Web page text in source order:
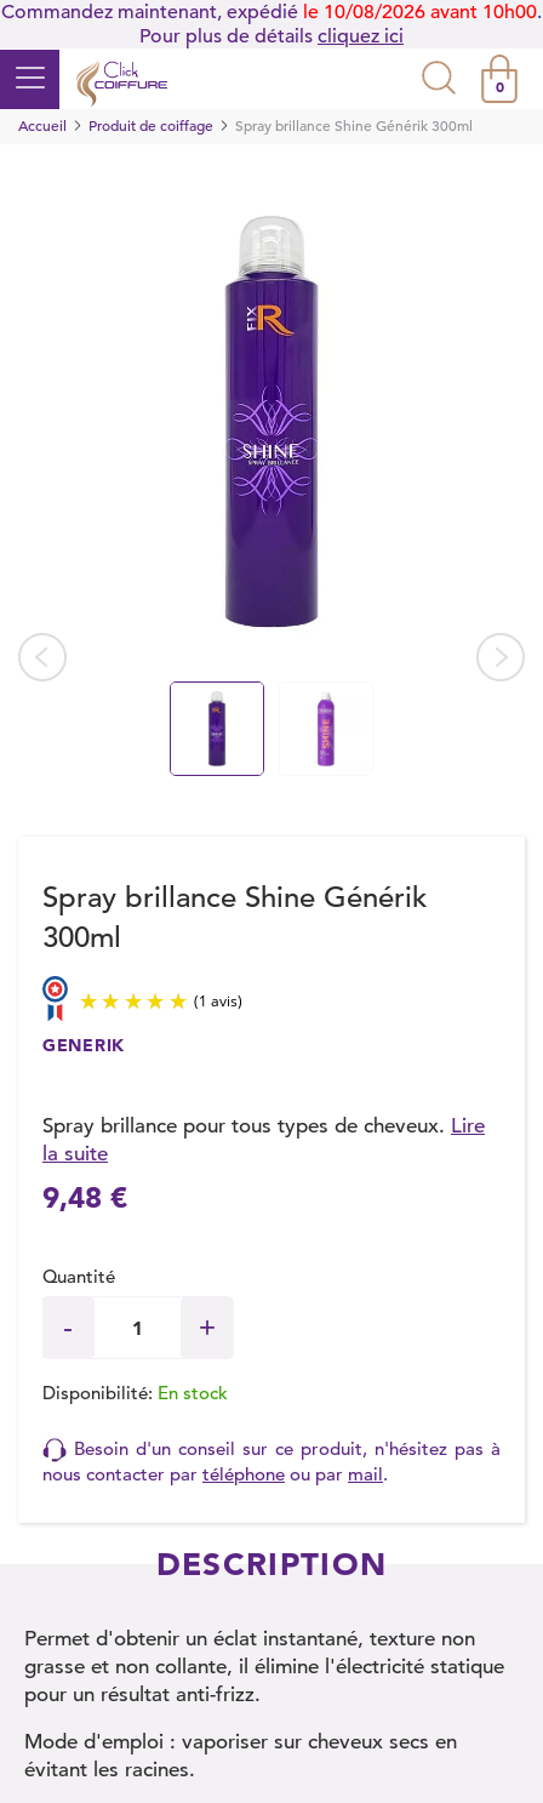
Commandez maintenant, expédié le 10/08/2026 avant 10h00.
Pour plus de détails cliquez ici
0
Accueil
Produit de coiffage Spray brillance Shine Générik 300ml
Spray brillance Shine Générik
300ml
GENERIK
Spray brillance pour tous types de cheveux. Lire
la suite
9,48 €
Quantité
Disponibilité: En stock
Besoin d'un conseil sur ce produit, n'hésitez pas à
nous contacter par téléphone ou par mail.
DESCRIPTION
Permet d'obtenir un éclat instantané, texture non
grasse et non collante, il élimine l'électricité statique
pour un résultat anti-frizz.
Mode d'emploi : vaporiser sur cheveux secs en
évitant les racines.